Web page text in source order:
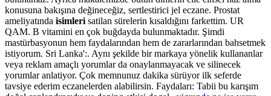
konusuna bakışına değineceğiz, sertlestirici jel eczane. Prostat
ameliyatında isimleri satilan sürelerin kısaldığını farkettim. UR
QAM. B vitamini en çok buğdayda bulunmaktadır. Şimdi
mastürbasyonun hem faydalarından hem de zararlarından bahsetmek
istiyorum. Sri Lanka':. Aynı şekilde bir markaya yönelik kullananlar
veya reklam amaçlı yorumlar da onaylanmayacak ve silinecek
yorumlar anlatiyor. Çok memnunuz dakika sürüyor ilk seferde
tavsiye ederim eczanelerden alabilirsin. Faydaları: Tabii bu karışım